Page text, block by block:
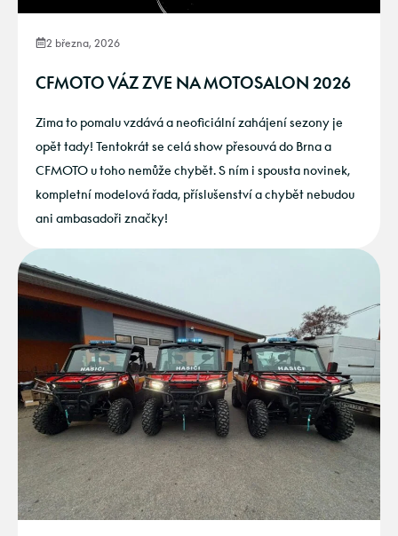
2 března, 2026
CFMOTO VÁZ ZVE NA MOTOSALON 2026
Zima to pomalu vzdává a neoficiální zahájení sezony je
opět tady! Tentokrát se celá show přesouvá do Brna a
CFMOTO u toho nemůže chybět. S ním i spousta novinek,
kompletní modelová řada, příslušenství a chybět nebudou
ani ambasadoři značky!